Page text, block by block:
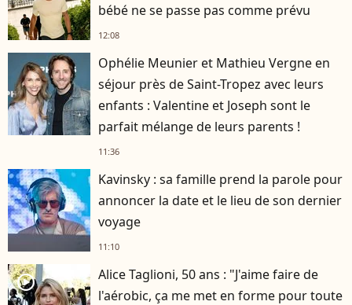
bébé ne se passe pas comme prévu
12:08
Ophélie Meunier et Mathieu Vergne en
séjour près de Saint-Tropez avec leurs
enfants : Valentine et Joseph sont le
parfait mélange de leurs parents !
11:36
Kavinsky : sa famille prend la parole pour
annoncer la date et le lieu de son dernier
voyage
11:10
player2
Alice Taglioni, 50 ans : "J'aime faire de
l'aérobic, ça me met en forme pour toute